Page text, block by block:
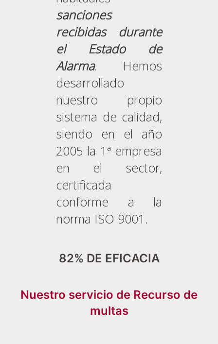
sanciones
recibidas durante
el Estado de
Alarma. Hemos
desarrollado
nuestro propio
sistema de calidad,
siendo en el año
2005 la 1ª empresa
en el sector,
certificada
conforme a la
norma ISO 9001.
82% DE EFICACIA
Nuestro servicio de Recurso de
multas